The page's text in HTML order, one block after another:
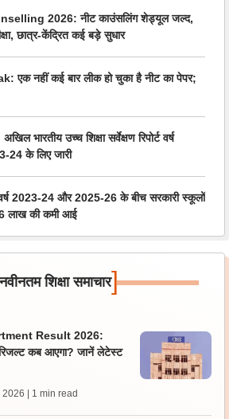
2026: नीट काउंसलिंग शेड्यूल जल्द,
छात्र-केंद्रित कई बड़े सुधार
एक नहीं कई बार लीक हो चुका है नीट का पेपर;
भारतीय उच्च शिक्षा सर्वेक्षण रिपोर्ट वर्ष
के लिए जारी
2023-24 और 2025-26 के बीच सरकारी स्कूलों
लाख की कमी आई
शिक्षा समाचार]
Result 2026:
रिजल्ट कब आएगा? जानें लेटेस्ट
2026 | 1 min read